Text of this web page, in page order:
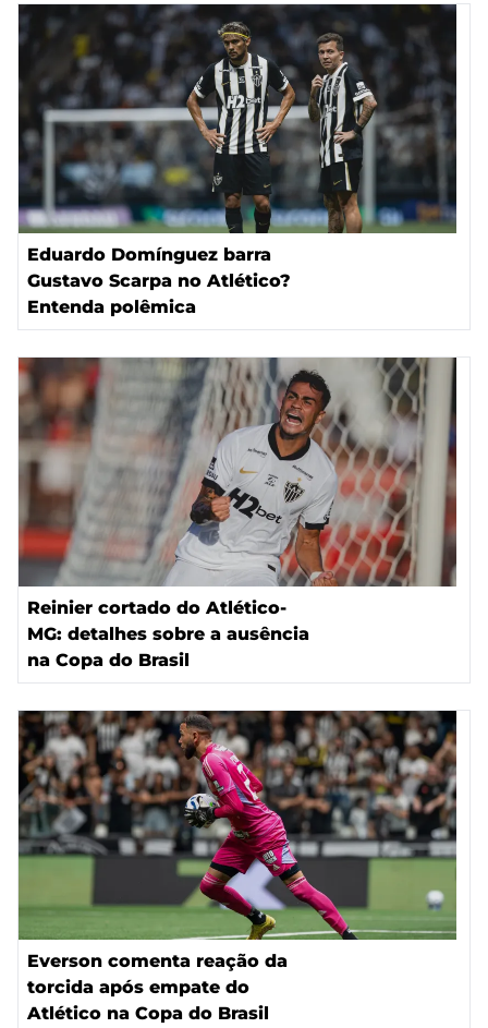
Eduardo Domínguez barra
Gustavo Scarpa no Atlético?
Entenda polêmica
Reinier cortado do Atlético-
MG: detalhes sobre a ausência
na Copa do Brasil
Everson comenta reação da
torcida após empate do
Atlético na Copa do Brasil